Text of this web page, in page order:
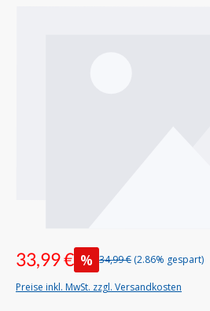
33,99 € % 34,99 € (2.86% gespart)
Preise inkl. MwSt. zzgl. Versandkosten